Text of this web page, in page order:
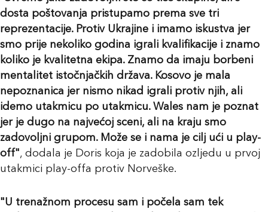
dosta poštovanja pristupamo prema sve tri
reprezentacije. Protiv Ukrajine i imamo iskustva jer
smo prije nekoliko godina igrali kvalifikacije i znamo
koliko je kvalitetna ekipa. Znamo da imaju borbeni
mentalitet istočnjačkih država. Kosovo je mala
nepoznanica jer nismo nikad igrali protiv njih, ali
idemo utakmicu po utakmicu. Wales nam je poznat
jer je dugo na najvećoj sceni, ali na kraju smo
zadovoljni grupom. Može se i nama je cilj ući u play-
off", dodala je Doris koja je zadobila ozljedu u prvoj
utakmici play-offa protiv Norveške.
"U trenažnom procesu sam i počela sam tek